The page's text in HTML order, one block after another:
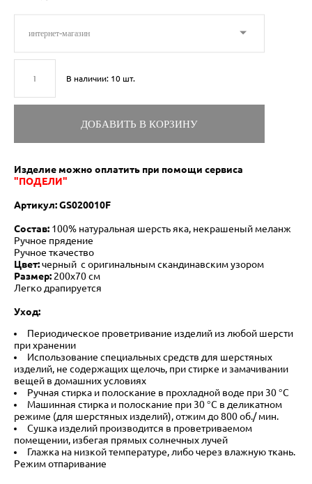
интернет-магазин
В наличии: 10 шт.
ДОБАВИТЬ В КОРЗИНУ
Изделие можно оплатить при помощи сервиса
"ПОДЕЛИ"
Артикул: GS020010F
Состав: 100% натуральная шерсть яка, некрашеный меланж
Ручное прядение
Ручное ткачество
Цвет:черный с оригинальным скандинавским узором
Размер: 200х70 см
Легко драпируется
Уход:
Периодическое проветривание изделий из любой шерсти
при хранении
Использование специальных средств для шерстяных
изделий, не содержащих щелочь, при стирке и замачивании
вещей в домашних условиях
Ручная стирка и полоскание в прохладной воде при 30 °С
Машинная стирка и полоскание при 30 °С в деликатном
режиме (для шерстяных изделий), отжим до 800 об./ мин.
Сушка изделий производится в проветриваемом
помещении, избегая прямых солнечных лучей
Глажка на низкой температуре, либо через влажную ткань.
Режим отпаривание